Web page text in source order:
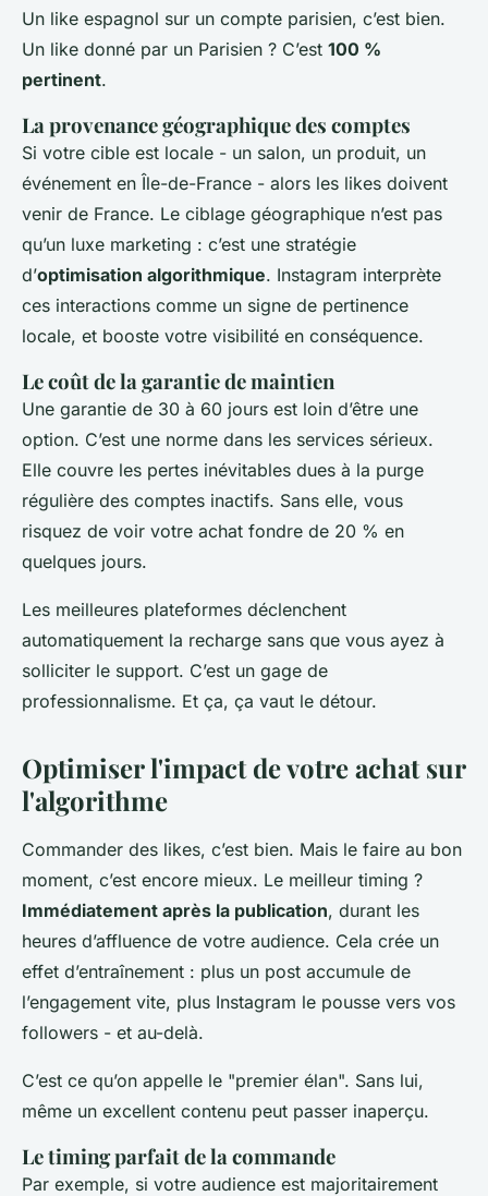
Un like espagnol sur un compte parisien, c’est bien.
Un like donné par un Parisien ? C’est 100 %
pertinent.
La provenance géographique des comptes
Si votre cible est locale - un salon, un produit, un
événement en Île-de-France - alors les likes doivent
venir de France. Le ciblage géographique n’est pas
qu’un luxe marketing : c’est une stratégie
d’optimisation algorithmique. Instagram interprète
ces interactions comme un signe de pertinence
locale, et booste votre visibilité en conséquence.
Le coût de la garantie de maintien
Une garantie de 30 à 60 jours est loin d’être une
option. C’est une norme dans les services sérieux.
Elle couvre les pertes inévitables dues à la purge
régulière des comptes inactifs. Sans elle, vous
risquez de voir votre achat fondre de 20 % en
quelques jours.
Les meilleures plateformes déclenchent
automatiquement la recharge sans que vous ayez à
solliciter le support. C’est un gage de
professionnalisme. Et ça, ça vaut le détour.
Optimiser l'impact de votre achat sur
l'algorithme
Commander des likes, c’est bien. Mais le faire au bon
moment, c’est encore mieux. Le meilleur timing ?
Immédiatement après la publication, durant les
heures d’affluence de votre audience. Cela crée un
effet d’entraînement : plus un post accumule de
l’engagement vite, plus Instagram le pousse vers vos
followers - et au-delà.
C’est ce qu’on appelle le "premier élan". Sans lui,
même un excellent contenu peut passer inaperçu.
Le timing parfait de la commande
Par exemple, si votre audience est majoritairement